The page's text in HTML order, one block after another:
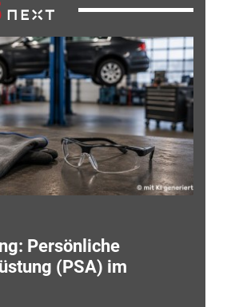
Persönliche
(PSA) im